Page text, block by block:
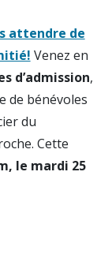
attendre de
Venez en
d’admission,
de bénévoles
du
Cette
le mardi 25